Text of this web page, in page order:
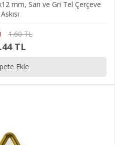
mm, Sarı ve Gri Tel Çerçeve
Askısı
1.60 TL
TL
Ekle